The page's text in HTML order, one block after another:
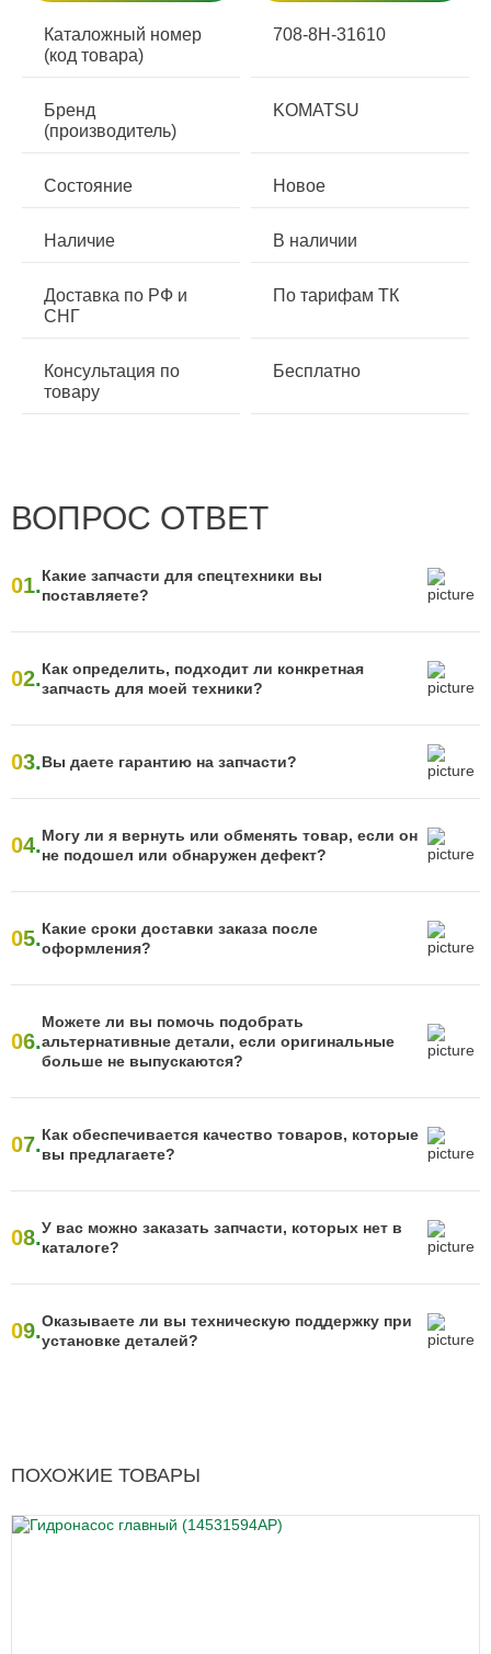
Каталожный номер
(код товара)
708-8H-31610
Бренд
(производитель)
KOMATSU
Состояние Новое
Наличие В наличии
Доставка по РФ и
СНГ
По тарифам ТК
Консультация по
товару
Бесплатно
ВОПРОС ОТВЕТ
01.Какие запчасти для спецтехники вы
поставляете?
02.Как определить, подходит ли конкретная
запчасть для моей техники?
03.Вы даете гарантию на запчасти?
04.Могу ли я вернуть или обменять товар, если он
не подошел или обнаружен дефект?
05.Какие сроки доставки заказа после
оформления?
06.
Можете ли вы помочь подобрать
альтернативные детали, если оригинальные
больше не выпускаются?
07.Как обеспечивается качество товаров, которые
вы предлагаете?
08.У вас можно заказать запчасти, которых нет в
каталоге?
09.Оказываете ли вы техническую поддержку при
установке деталей?
ПОХОЖИЕ ТОВАРЫ